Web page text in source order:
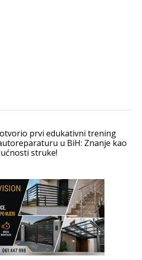
otvorio prvi edukativni trening
u BiH: Znanje kao
struke!